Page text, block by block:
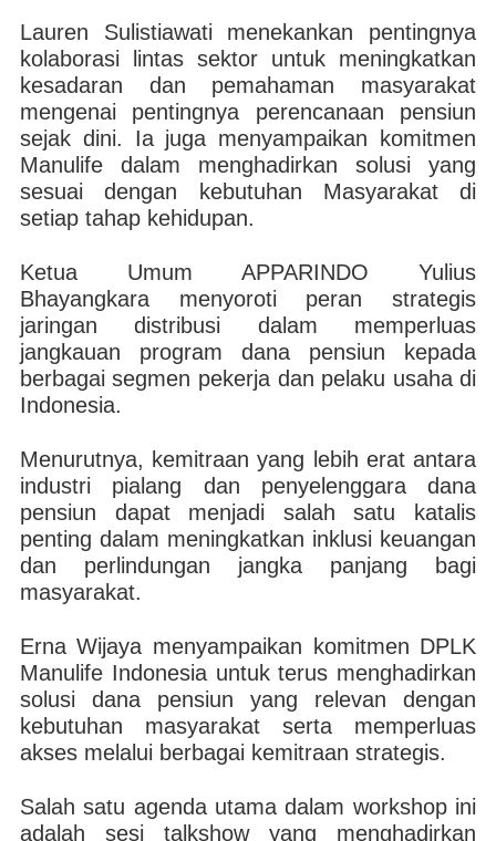
Lauren Sulistiawati menekankan pentingnya
kolaborasi lintas sektor untuk meningkatkan
kesadaran dan pemahaman masyarakat
mengenai pentingnya perencanaan pensiun
sejak dini. Ia juga menyampaikan komitmen
Manulife dalam menghadirkan solusi yang
sesuai dengan kebutuhan Masyarakat di
setiap tahap kehidupan.
Ketua Umum APPARINDO Yulius
Bhayangkara menyoroti peran strategis
jaringan distribusi dalam memperluas
jangkauan program dana pensiun kepada
berbagai segmen pekerja dan pelaku usaha di
Indonesia.
Menurutnya, kemitraan yang lebih erat antara
industri pialang dan penyelenggara dana
pensiun dapat menjadi salah satu katalis
penting dalam meningkatkan inklusi keuangan
dan perlindungan jangka panjang bagi
masyarakat.
Erna Wijaya menyampaikan komitmen DPLK
Manulife Indonesia untuk terus menghadirkan
solusi dana pensiun yang relevan dengan
kebutuhan masyarakat serta memperluas
akses melalui berbagai kemitraan strategis.
Salah satu agenda utama dalam workshop ini
adalah sesi talkshow yang menghadirkan